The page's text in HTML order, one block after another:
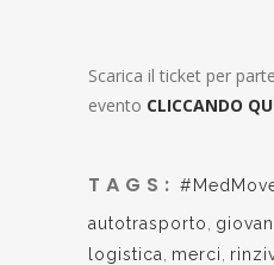
Scarica il ticket per
evento CLICCANDO
TAGS:
autotrasporto
logistica
merci